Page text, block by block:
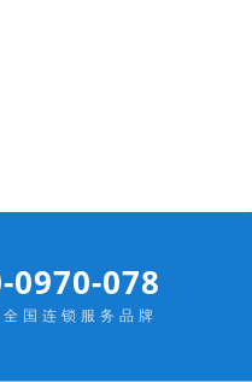
0970-078
国连锁服务品牌